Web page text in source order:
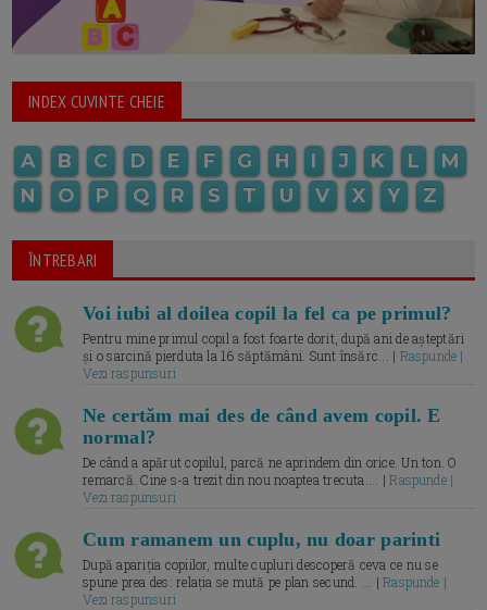
INDEX CUVINTE CHEIE
A B C D E F G H I J K L
M
N
O P Q R S T U V X Y Z
ÎNTREBARI
Voi iubi al doilea copil la fel ca pe primul?
Pentru mine primul copil a fost foarte dorit, după ani de așteptări
și o sarcină pierduta la 16 săptămâni. Sunt însărc... | Raspunde |
Vezi raspunsuri
Ne certăm mai des de când avem copil. E
normal?
De când a apărut copilul, parcă ne aprindem din orice. Un ton. O
remarcă. Cine s-a trezit din nou noaptea trecuta.... |Raspunde |
Vezi raspunsuri
Cum ramanem un cuplu, nu doar parinti
După apariția copiilor, multe cupluri descoperă ceva ce nu se
spune prea des: relația se mută pe plan secund. ... |Raspunde |
Vezi raspunsuri